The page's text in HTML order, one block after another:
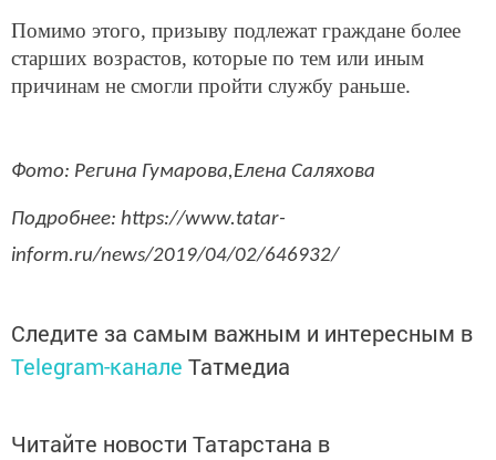
Помимо этого, призыву подлежат граждане более
старших возрастов, которые по тем или иным
причинам не смогли пройти службу раньше.
Фото: Регина Гумарова,Елена Саляхова
Подробнее: https://www.tatar-
inform.ru/news/2019/04/02/646932/
Следите за самым важным и интересным в
Telegram-канале Татмедиа
Читайте новости Татарстана в